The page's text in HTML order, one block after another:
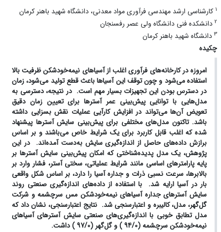
1 کارشناسی ارشد مهندسی فرآوری مواد معدنی، دانشگاه شهید باهنر کرمان
2 دانشکده فنی دانشگاه ولی عصر رفسنجان
3 دانشگاه شهید باهنر کرمان
چکیده
امروزه در کارخانه‌های فرآوری اغلب از آسیاهای نیمه‌خودشکن ظرفیت بالا
استفاده می‌شود و چون توقف این آسیاها باعث قطع تولید می‌شود، زمان
در دسترس بودن این تجهیزات بسیار مهم است. در نتیجه، دسترسی به
مدل‌هایی با توانایی پیش‌بینی عمر آسترها برای تعیین زمان دقیق
تعویض آن‌ها می‌تواند در افزایش کارآیی عملیات نقش بسزایی داشته
باشد. تاکنون مدل‌های مختلفی برای پیش‌بینی سایش آسترها پیشنهاد
شده که اغلب قابل کاربرد برای یک شرایط خاص می‌باشند و بر اساس
برازش داده‌های حاصل از اندازه‌گیری سایش ‌به‌دست آمده‌اند. در این
پژوهش، یک مدل پدیده‌شناختی که امکان پیش‌بینی سایش آسترها بر
پایه‌ پارامترهای اساسی مانند شرایط عملیاتی، سختی آستر، فشار وارد بر
بالابرها، سرعت نسبی ذرات و جداره آسیا را دارد، بر اساس شکل واقعی
بار در آسیا ارایه شد. با استفاده از داده‌های اندازه‌گیری صنعتی روند
سایش آسترهای جداره آسیاهای نیمه‌خودشکن مس سرچشمه و شرکت
گل‌گهر، مدل، کالیبره و اعتبارسنجی شد. نتایج اعتبارسنجی، نشان داد که
مدل تطابق خوبی با اندازه‌گیری‌‌های صنعتی سایش آسترهای آسیاهای
نیمه‌خودشکن سرچشمه (94/0
) و گل‌گهر (97/0 ) داشت.